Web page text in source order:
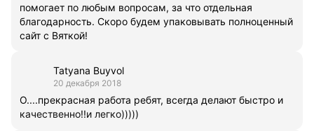
помогает по любым вопросам, за что отдельная
благодарность. Скоро будем упаковывать полноценный
сайт с Вяткой!
Tatyana Buyvol
20 декабря 2018
О....прекрасная работа ребят, всегда делают быстро и
качественно!!и легко)))))